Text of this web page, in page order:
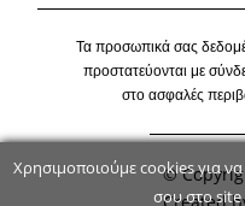
Χρησιμοποιούμε cookies για
σου στο site
Τα προσωπικά σας
προστατεύονται με
στο ασφαλές
©